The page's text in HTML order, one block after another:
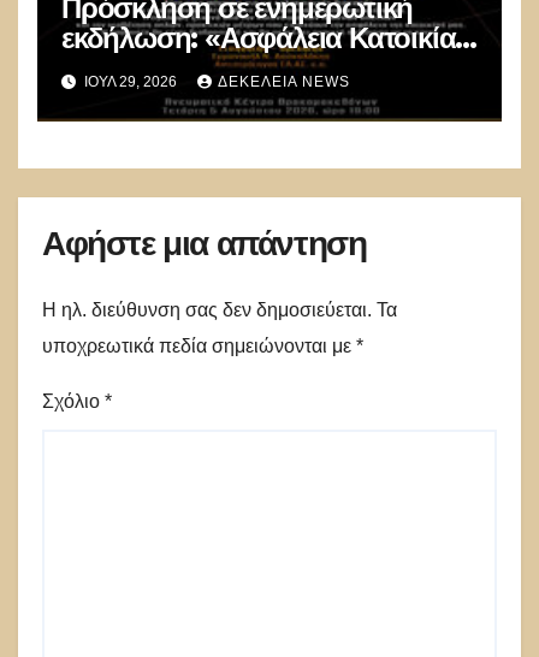
Πρόσκληση σε ενημερωτική
εκδήλωση: «Ασφάλεια Κατοικίας
πριν τις Διακοπές»
ΙΟΎΛ 29, 2026 ΔΕΚΈΛΕΙΑ NEWS
Αφήστε μια απάντηση
Η ηλ. διεύθυνση σας δεν δημοσιεύεται. Τα
υποχρεωτικά πεδία σημειώνονται με *
Σχόλιο *